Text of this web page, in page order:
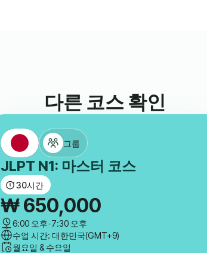
다른 코스 확인
그룹
JLPT N1: 마스터 코스
30시간
₩650,000
6:00 오후-7:30 오후
수업 시간: 대한민국(GMT+9)
월요일 & 수요일